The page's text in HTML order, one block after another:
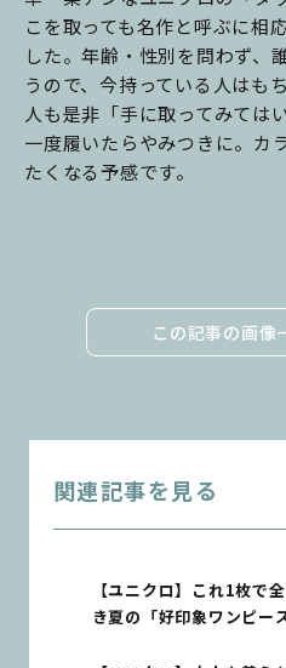
こを取っても名作と呼ぶに相
した。年齢・性別を問わず、
うので、今持っている人はも
人も是非「手に取ってみては
一度履いたらやみつきに。カ
たくなる予感です。
この記事の画像
関連記事を見る
【ユニクロ】これ1枚で
き夏の「好印象ワンピー